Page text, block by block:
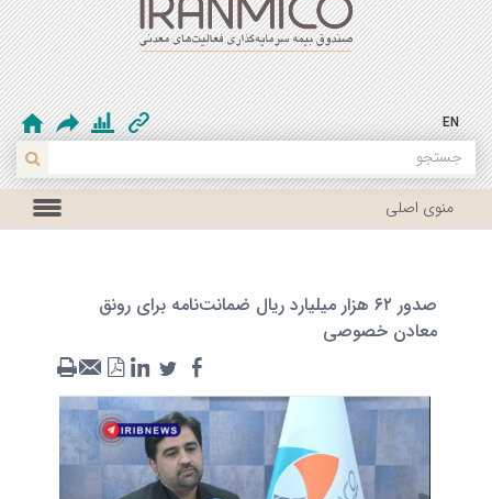
EN
منوی اصلی
صدور ۶۲ هزار میلیارد ریال ضمانت‌نامه برای رونق
معادن خصوصی